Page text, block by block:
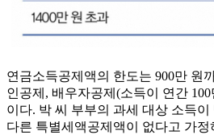
연금소득공제액의 한도는 900만 원
인공제, 배우자공제(소득이 연간
이다. 박 씨 부부의 과세 대상 소득
다른 특별세액공제액이 없다고 가정